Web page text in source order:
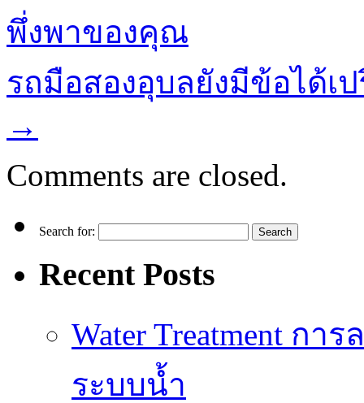
พึ่งพาของคุณ
รถมือสองอุบลยังมีข้อได้เ
→
Comments are closed.
Search for:
Recent Posts
Water Treatment ก
ระบบน้ำ